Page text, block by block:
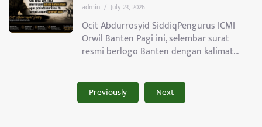
admin / July 23, 2026
Ocit Abdurrosyid SiddiqPengurus ICMI
Orwil Banten Pagi ini, selembar surat
resmi berlogo Banten dengan kalimat...
Previously Next